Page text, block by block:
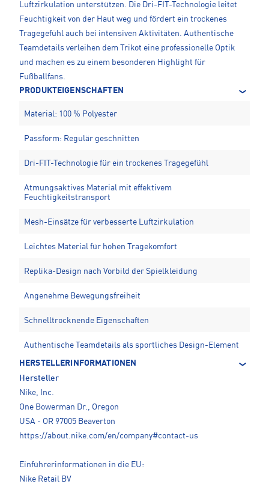
Luftzirkulation unterstützen. Die Dri-FIT-Technologie leitet
Feuchtigkeit von der Haut weg und fördert ein trockenes
Tragegefühl auch bei intensiven Aktivitäten. Authentische
Teamdetails verleihen dem Trikot eine professionelle Optik
und machen es zu einem besonderen Highlight für
Fußballfans.
PRODUKTEIGENSCHAFTEN
Material: 100 % Polyester
Passform: Regulär geschnitten
Dri-FIT-Technologie für ein trockenes Tragegefühl
Atmungsaktives Material mit effektivem
Feuchtigkeitstransport
Mesh-Einsätze für verbesserte Luftzirkulation
Leichtes Material für hohen Tragekomfort
Replika-Design nach Vorbild der Spielkleidung
Angenehme Bewegungsfreiheit
Schnelltrocknende Eigenschaften
Authentische Teamdetails als sportliches Design-Element
HERSTELLERINFORMATIONEN
Hersteller
Nike, Inc.
One Bowerman Dr., Oregon
USA - OR 97005 Beaverton
https://about.nike.com/en/company#contact-us
Einführerinformationen in die EU:
Nike Retail BV